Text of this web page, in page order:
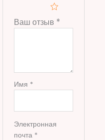
Ваш отзыв *
Имя *
Электронная
почта *